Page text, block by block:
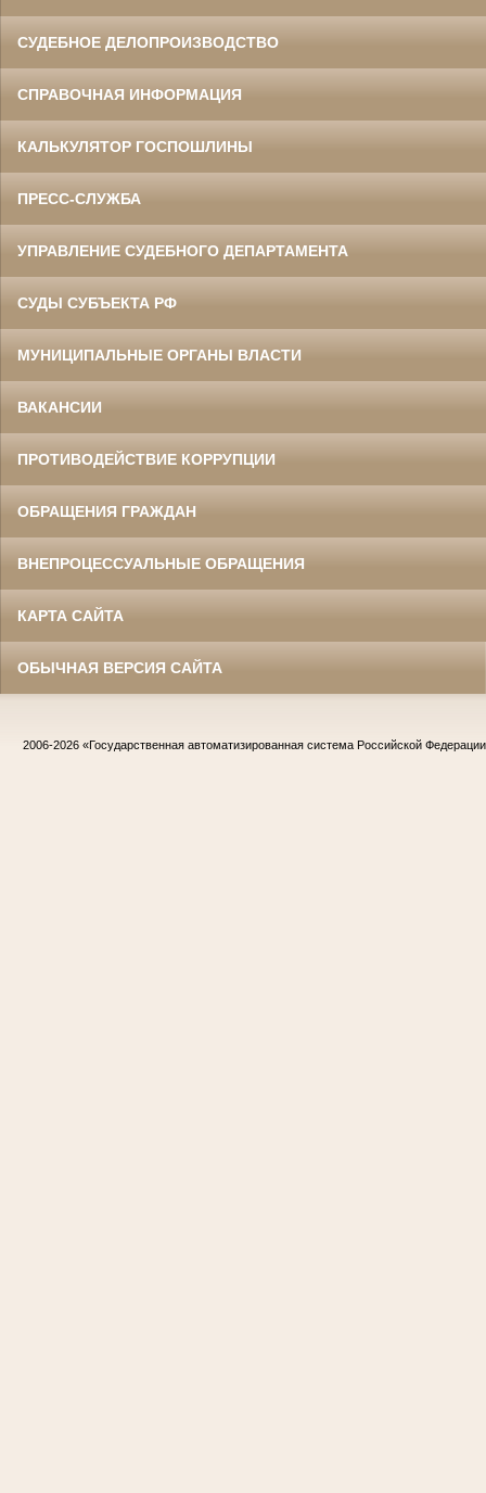
СУДЕБНОЕ ДЕЛОПРОИЗВОДСТВО
СПРАВОЧНАЯ ИНФОРМАЦИЯ
КАЛЬКУЛЯТОР ГОСПОШЛИНЫ
ПРЕСС-СЛУЖБА
УПРАВЛЕНИЕ СУДЕБНОГО ДЕПАРТАМЕНТА
СУДЫ СУБЪЕКТА РФ
МУНИЦИПАЛЬНЫЕ ОРГАНЫ ВЛАСТИ
ВАКАНСИИ
ПРОТИВОДЕЙСТВИЕ КОРРУПЦИИ
ОБРАЩЕНИЯ ГРАЖДАН
ВНЕПРОЦЕССУАЛЬНЫЕ ОБРАЩЕНИЯ
КАРТА САЙТА
ОБЫЧНАЯ ВЕРСИЯ САЙТА
2006-2026 «Государственная автоматизированная система Российской